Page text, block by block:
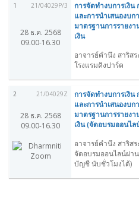
1 21/04029P/3
28 ธ.ค. 2568
09.00-16.30
การจัดทำงบการเงิ
และการนำเสนองบ
มาตรฐานการรายงา
เงิน
อาจารย์คำนึง สาริสร
โรงแรมคิงปาร์ค
2 21/04029Z
28 ธ.ค. 2568
09.00-16.30
การจัดทำงบการเงิ
และการนำเสนองบ
มาตรฐานการรายงา
เงิน (จัดอบรมออนไ
อาจารย์คำนึง สาริสร
จัดอบรมออนไลน์ผ่า
บัญชี นับชั่วโมงได้)